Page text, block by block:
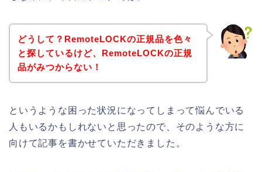
どうして？RemoteLOCKの正規品を色々
と探しているけど、RemoteLOCKの正規
品がみつからない！
というような困った状況になってしまって悩んでいる
人もいるかもしれないと思ったので、そのような方に
向けて記事を書かせていただきました。